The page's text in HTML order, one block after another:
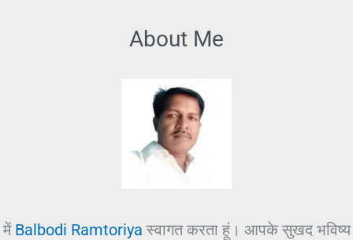
About Me
में Balbodi Ramtoriya स्वागत करता हूं। आपके सुखद भविष्य